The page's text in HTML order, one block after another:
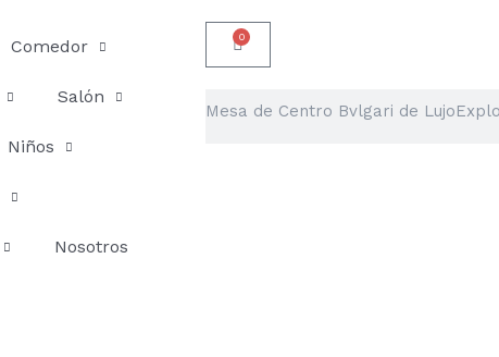
Comedor
Salón
Niños
Nosotros
0
Carrito